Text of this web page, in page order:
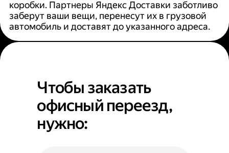
коробки. Партнеры Яндекс Доставки заботливо
заберут ваши вещи, перенесут их в грузовой
автомобиль и доставят до указанного адреса.
Чтобы заказать
офисный переезд,
нужно: